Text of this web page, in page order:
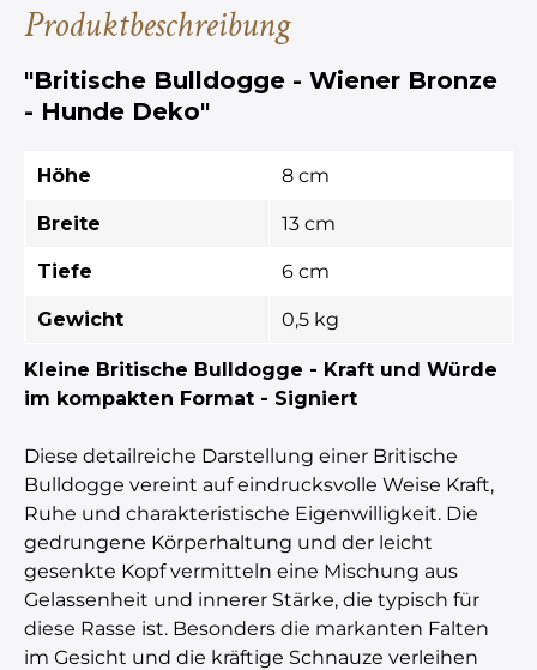
Produktbeschreibung
"Britische Bulldogge - Wiener Bronze
- Hunde Deko"
Höhe 8 cm
Breite 13 cm
Tiefe 6 cm
Gewicht 0,5 kg
Kleine Britische Bulldogge - Kraft und Würde
im kompakten Format - Signiert
Diese detailreiche Darstellung einer Britische
Bulldogge vereint auf eindrucksvolle Weise Kraft,
Ruhe und charakteristische Eigenwilligkeit. Die
gedrungene Körperhaltung und der leicht
gesenkte Kopf vermitteln eine Mischung aus
Gelassenheit und innerer Stärke, die typisch für
diese Rasse ist. Besonders die markanten Falten
im Gesicht und die kräftige Schnauze verleihen